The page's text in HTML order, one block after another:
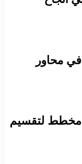
في محاور
مخطط لتقسيم